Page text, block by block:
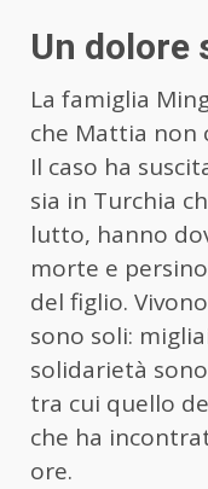
Un dolore
La famiglia
che Mattia non
Il caso ha
sia in Turchia
lutto, hanno
morte e
del figlio.
sono soli:
solidarietà
tra cui quello
che ha
ore.